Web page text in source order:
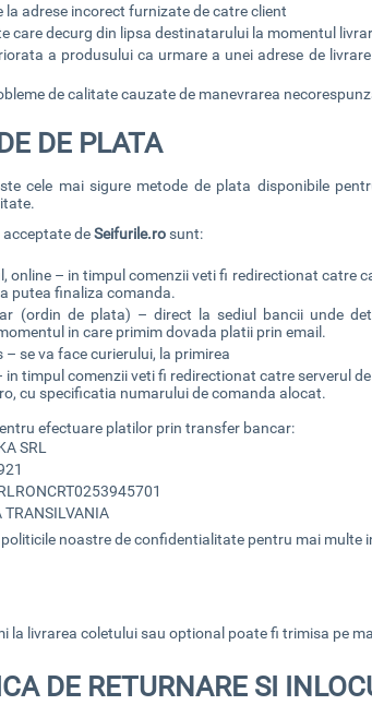
la adrese incorect furnizate de catre client
care decurg din lipsa destinatarului la momentul
a produsului ca urmare a unei adrese de
de calitate cauzate de manevrarea
DE PLATA
cele mai sigure metode de plata disponibile
acceptate deSeifurile.ro sunt:
online – in timpul comenzii veti fi redirectionat catre
putea finaliza comanda.
(ordin de plata) – direct la sediul bancii unde
in care primim dovada platii prin email.
– se va face curierului, la primirea
in timpul comenzii veti fi redirectionat catre serverul
cu specificatia numarului de comanda alocat.
efectuare platilor prin transfer bancar:
SRL
TRANSILVANIA
noastre de confidentialitate pentru mai multe
la livrarea coletului sau optional poate fi trimisa pe
DE RETURNARE SI